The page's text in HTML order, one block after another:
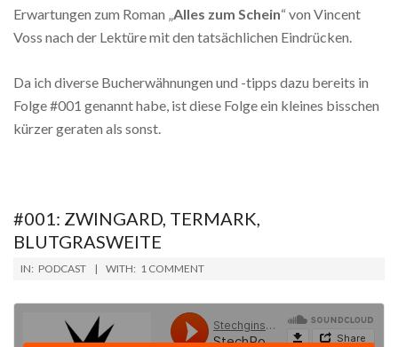
Erwartungen zum Roman „Alles zum Schein“ von Vincent
Voss nach der Lektüre mit den tatsächlichen Eindrücken.
Da ich diverse Bucherwähnungen und -tipps dazu bereits in
Folge #001 genannt habe, ist diese Folge ein kleines bisschen
kürzer geraten als sonst.
#001: ZWINGARD, TERMARK,
BLUTGRASWEITE
2018-
10
IN: PODCAST WITH: 1 COMMENT